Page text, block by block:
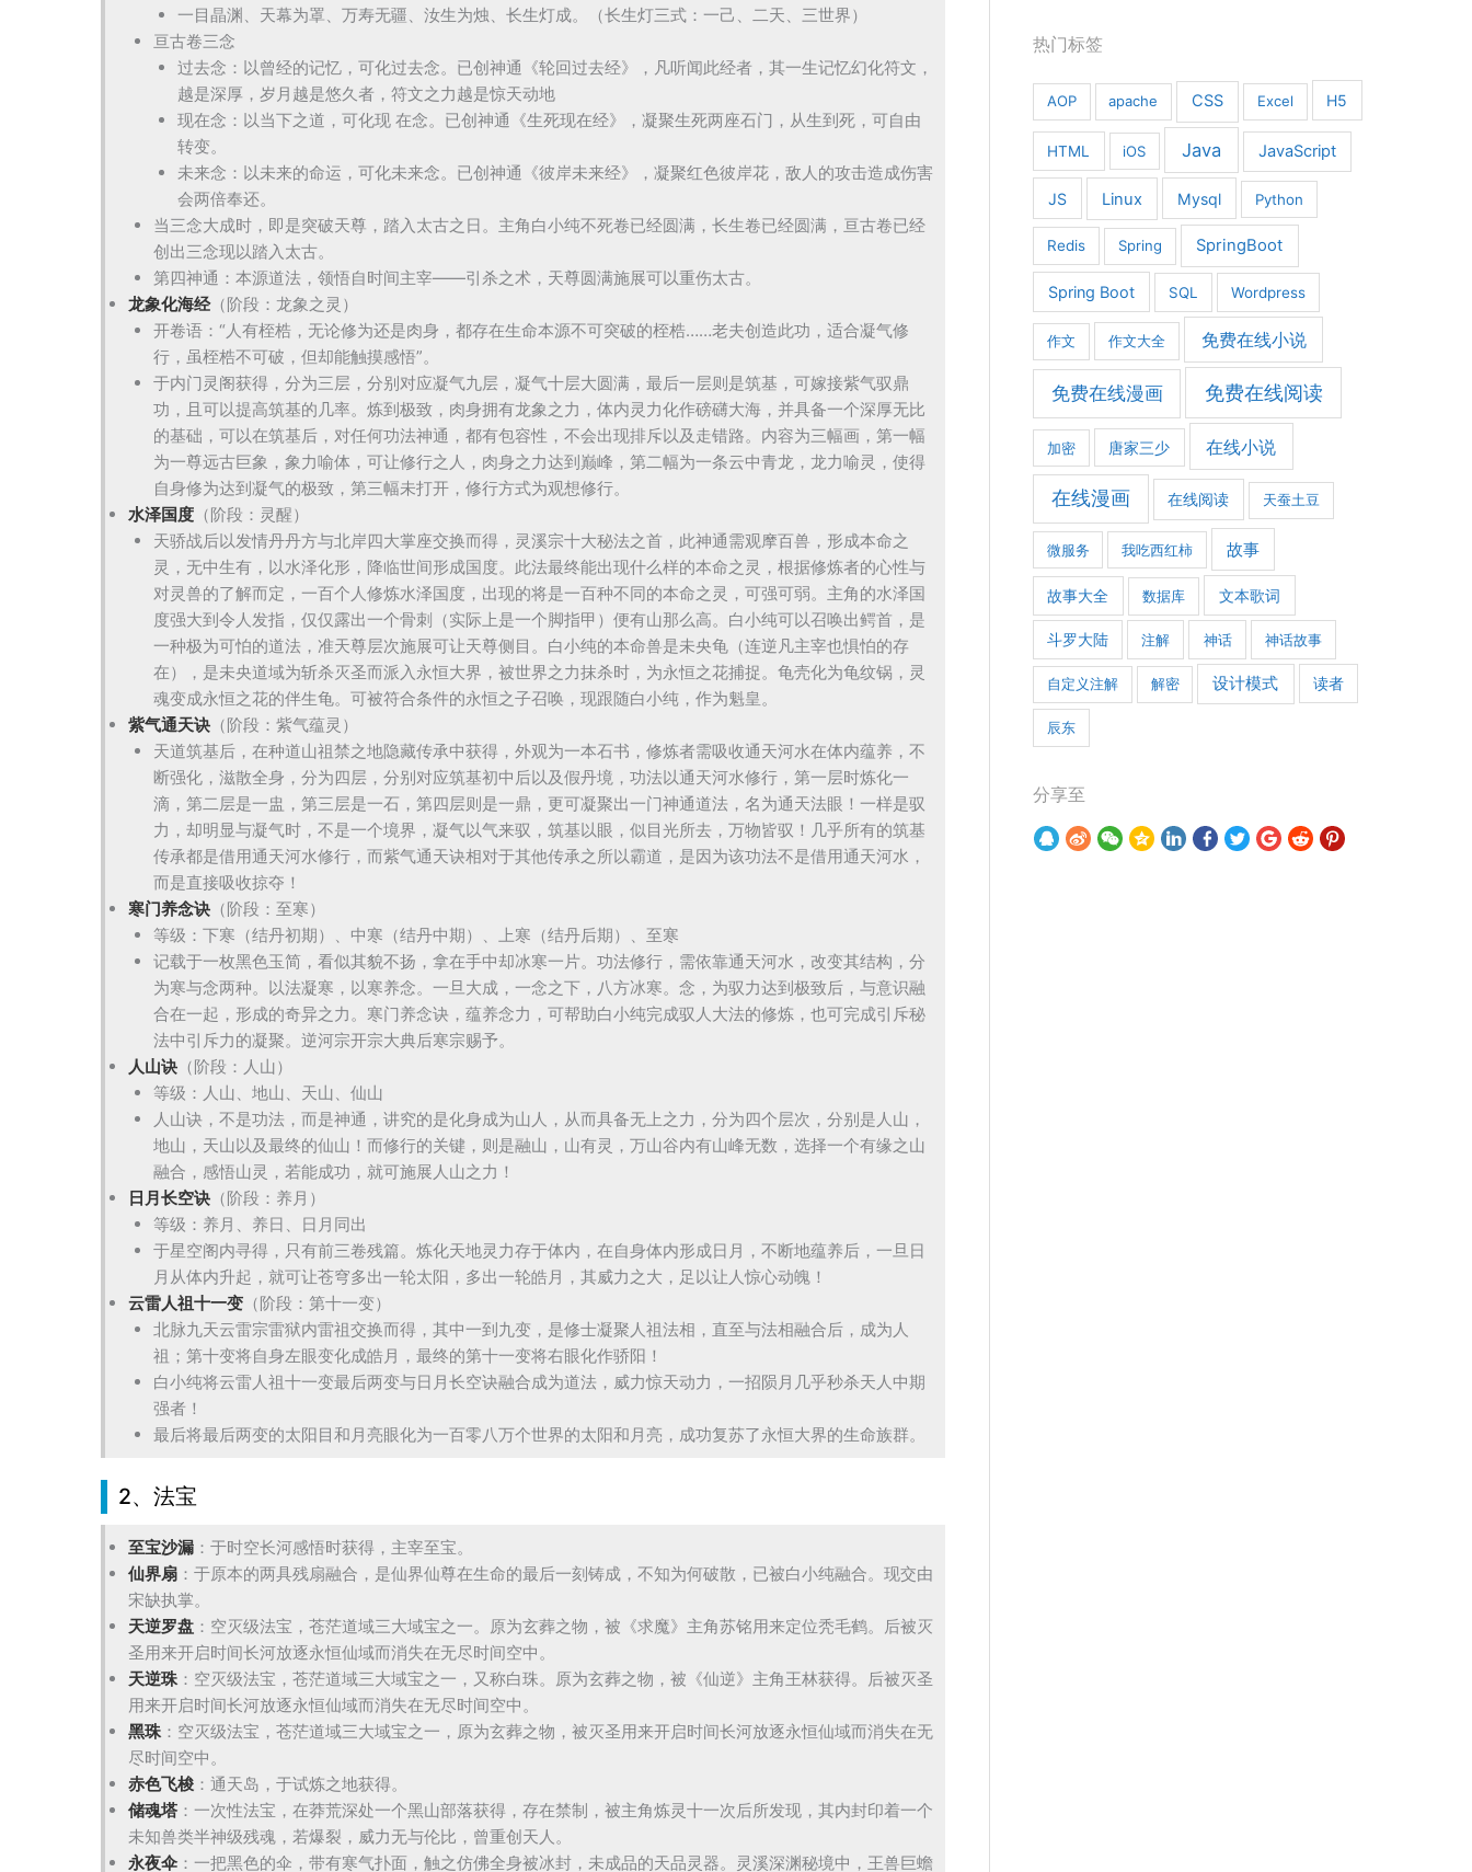
一目晶渊、天幕为罩、万寿无疆、汝生为烛、长生灯成。（长生灯三式：一己、二天、三世界）
亘古卷三念
过去念：以曾经的记忆，可化过去念。已创神通《轮回过去经》，凡听闻此经者，其一生记忆幻化符文，
越是深厚，岁月越是悠久者，符文之力越是惊天动地
现在念：以当下之道，可化现 在念。已创神通《生死现在经》，凝聚生死两座石门，从生到死，可自由
转变。
未来念：以未来的命运，可化未来念。已创神通《彼岸未来经》，凝聚红色彼岸花，敌人的攻击造成伤害
会两倍奉还。
当三念大成时，即是突破天尊，踏入太古之日。主角白小纯不死卷已经圆满，长生卷已经圆满，亘古卷已经
创出三念现以踏入太古。
第四神通：本源道法，领悟自时间主宰——引杀之术，天尊圆满施展可以重伤太古。
龙象化海经（阶段：龙象之灵）
开卷语：“人有桎梏，无论修为还是肉身，都存在生命本源不可突破的桎梏……老夫创造此功，适合凝气修
行，虽桎梏不可破，但却能触摸感悟”。
于内门灵阁获得，分为三层，分别对应凝气九层，凝气十层大圆满，最后一层则是筑基，可嫁接紫气驭鼎
功，且可以提高筑基的几率。炼到极致，肉身拥有龙象之力，体内灵力化作磅礴大海，并具备一个深厚无比
的基础，可以在筑基后，对任何功法神通，都有包容性，不会出现排斥以及走错路。内容为三幅画，第一幅
为一尊远古巨象，象力喻体，可让修行之人，肉身之力达到巅峰，第二幅为一条云中青龙，龙力喻灵，使得
自身修为达到凝气的极致，第三幅未打开，修行方式为观想修行。
水泽国度 （阶段：灵醒）
天骄战后以发情丹丹方与北岸四大掌座交换而得，灵溪宗十大秘法之首，此神通需观摩百兽，形成本命之
灵，无中生有，以水泽化形，降临世间形成国度。此法最终能出现什么样的本命之灵，根据修炼者的心性与
对灵兽的了解而定，一百个人修炼水泽国度，出现的将是一百种不同的本命之灵，可强可弱。主角的水泽国
度强大到令人发指，仅仅露出一个骨刺（实际上是一个脚指甲）便有山那么高。白小纯可以召唤出鳄首，是
一种极为可怕的道法，准天尊层次施展可让天尊侧目。白小纯的本命兽是未央龟（连逆凡主宰也惧怕的存
在），是未央道域为斩杀灭圣而派入永恒大界，被世界之力抹杀时，为永恒之花捕捉。龟壳化为龟纹锅，灵
魂变成永恒之花的伴生龟。可被符合条件的永恒之子召唤，现跟随白小纯，作为魁皇。
紫气通天诀 （阶段：紫气蕴灵）
天道筑基后，在种道山祖禁之地隐藏传承中获得，外观为一本石书，修炼者需吸收通天河水在体内蕴养，不
断强化，滋散全身，分为四层，分别对应筑基初中后以及假丹境，功法以通天河水修行，第一层时炼化一
滴，第二层是一盅，第三层是一石，第四层则是一鼎，更可凝聚出一门神通道法，名为通天法眼！一样是驭
力，却明显与凝气时，不是一个境界，凝气以气来驭，筑基以眼，似目光所去，万物皆驭！几乎所有的筑基
传承都是借用通天河水修行，而紫气通天诀相对于其他传承之所以霸道，是因为该功法不是借用通天河水，
而是直接吸收掠夺！
寒门养念诀 （阶段：至寒）
等级：下寒（结丹初期）、中寒（结丹中期）、上寒（结丹后期）、至寒
记载于一枚黑色玉简，看似其貌不扬，拿在手中却冰寒一片。功法修行，需依靠通天河水，改变其结构，分
为寒与念两种。以法凝寒，以寒养念。一旦大成，一念之下，八方冰寒。念，为驭力达到极致后，与意识融
合在一起，形成的奇异之力。寒门养念诀，蕴养念力，可帮助白小纯完成驭人大法的修炼，也可完成引斥秘
法中引斥力的凝聚。逆河宗开宗大典后寒宗赐予。
人山诀 （阶段：人山）
等级：人山、地山、天山、仙山
人山诀，不是功法，而是神通，讲究的是化身成为山人，从而具备无上之力，分为四个层次，分别是人山，
地山，天山以及最终的仙山！而修行的关键，则是融山，山有灵，万山谷内有山峰无数，选择一个有缘之山
融合，感悟山灵，若能成功，就可施展人山之力！
日月长空诀 （阶段：养月）
等级：养月、养日、日月同出
于星空阁内寻得，只有前三卷残篇。炼化天地灵力存于体内，在自身体内形成日月，不断地蕴养后，一旦日
月从体内升起，就可让苍穹多出一轮太阳，多出一轮皓月，其威力之大，足以让人惊心动魄！
云雷人祖十一变 （阶段：第十一变）
北脉九天云雷宗雷狱内雷祖交换而得，其中一到九变，是修士凝聚人祖法相，直至与法相融合后，成为人
祖；第十变将自身左眼变化成皓月，最终的第十一变将右眼化作骄阳！
白小纯将云雷人祖十一变最后两变与日月长空诀融合成为道法，威力惊天动力，一招陨月几乎秒杀天人中期
强者！
最后将最后两变的太阳目和月亮眼化为一百零八万个世界的太阳和月亮，成功复苏了永恒大界的生命族群。
2、法宝
至宝沙漏 ：于时空长河感悟时获得，主宰至宝。
仙界扇 ：于原本的两具残扇融合，是仙界仙尊在生命的最后一刻铸成，不知为何破散，已被白小纯融合。现交由
宋缺执掌。
天逆罗盘 ：空灭级法宝，苍茫道域三大域宝之一。原为玄葬之物，被《求魔》主角苏铭用来定位秃毛鹤。后被灭
圣用来开启时间长河放逐永恒仙域而消失在无尽时间空中。
天逆珠：空灭级法宝，苍茫道域三大域宝之一，又称白珠。原为玄葬之物，被《仙逆》主角王林获得。后被灭圣
用来开启时间长河放逐永恒仙域而消失在无尽时间空中。
黑珠：空灭级法宝，苍茫道域三大域宝之一，原为玄葬之物，被灭圣用来开启时间长河放逐永恒仙域而消失在无
尽时间空中。
赤色飞梭 ：通天岛，于试炼之地获得。
储魂塔 ：一次性法宝，在莽荒深处一个黑山部落获得，存在禁制，被主角炼灵十一次后所发现，其内封印着一个
未知兽类半神级残魂，若爆裂，威力无与伦比，曾重创天人。
永夜伞 ：一把黑色的伞，带有寒气扑面，触之仿佛全身被冰封，未成品的天品灵器。灵溪深渊秘境中，王兽巨蟾
热门标签
AOP apache CSS Excel H5
HTML iOS Java JavaScript
JS Linux Mysql Python
Redis Spring SpringBoot
Spring Boot SQL Wordpress
作文 作文大全 免费在线小说
免费在线漫画 免费在线阅读
加密 唐家三少 在线小说
在线漫画 在线阅读 天蚕土豆
微服务 我吃西红柿 故事
故事大全 数据库 文本歌词
斗罗大陆 注解 神话 神话故事
自定义注解 解密 设计模式 读者
辰东
分享至